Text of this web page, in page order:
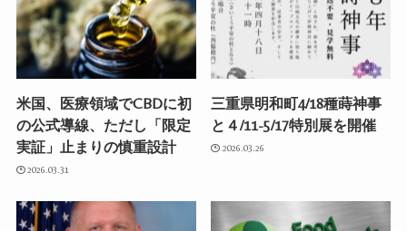
米国、医療領域でCBDに初
の公式導線、ただし「限定
実証」止まりの慎重設計
2026.03.31
三重県明和町4/18種蒔神事
と４/11-5/17特別展を開催
2026.03.26